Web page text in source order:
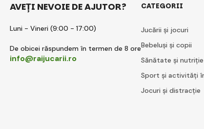
AVEȚI NEVOIE DE AJUTOR?
Luni - Vineri (9:00 - 17:00)
De obicei răspundem în termen de 8 ore
info@raijucarii.ro
CATEGORII
Jucării și jocuri
Bebeluși și copii
Sănătate și nutriție
Sport și activități
Jocuri și distracție